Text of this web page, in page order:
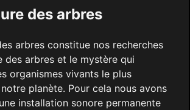
des arbres
arbres constitue nos recherches
des arbres et le mystère qui
organismes vivants le plus
planète. Pour cela nous avons
installation sonore permanente